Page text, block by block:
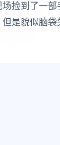
捡到了一
是貌似脑